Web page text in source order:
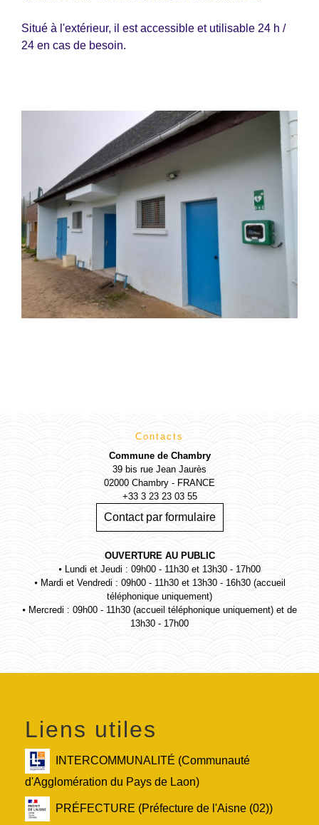
Situé à l'extérieur, il est accessible et utilisable 24 h /
24 en cas de besoin.
Contacts
Commune de Chambry
39 bis rue Jean Jaurès
02000 Chambry - FRANCE
+33 3 23 23 03 55
Contact par formulaire
OUVERTURE AU PUBLIC
⦁ Lundi et Jeudi : 09h00 - 11h30 et 13h30 - 17h00
⦁ Mardi et Vendredi : 09h00 - 11h30 et 13h30 - 16h30 (accueil
téléphonique uniquement)
⦁ Mercredi : 09h00 - 11h30 (accueil téléphonique uniquement) et de
13h30 - 17h00
Liens utiles
INTERCOMMUNALITÉ (Communauté
d'Agglomération du Pays de Laon)
PRÉFECTURE (Préfecture de l'Aisne (02))